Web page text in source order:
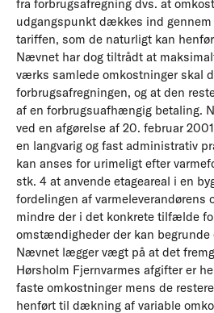
fra forbrugsafregning dvs. at
udgangspunkt dækkes ind
tariffen, som de naturligt kan
Nævnet har dog tiltrådt at
værks samlede omkostninger skal
forbrugsafregningen, og at den
af en forbrugsuafhængig betaling.
ved en afgørelse af 20. februar
en langvarig og fast administrativ
kan anses for urimeligt efter
stk. 4 at anvende etageareal i en
fordelingen af varmeleverandørens
mindre der i det konkrete tilfælde
omstændigheder der kan begrunde
Nævnet lægger vægt på at det
Hørsholm Fjernvarmes afgifter er
faste omkostninger mens de
henført til dækning af variable